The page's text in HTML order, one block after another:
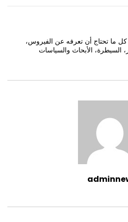
ما تحتاج أن تعرفه عن الفيروس،
السيطرة، الأبحاث والسياسات